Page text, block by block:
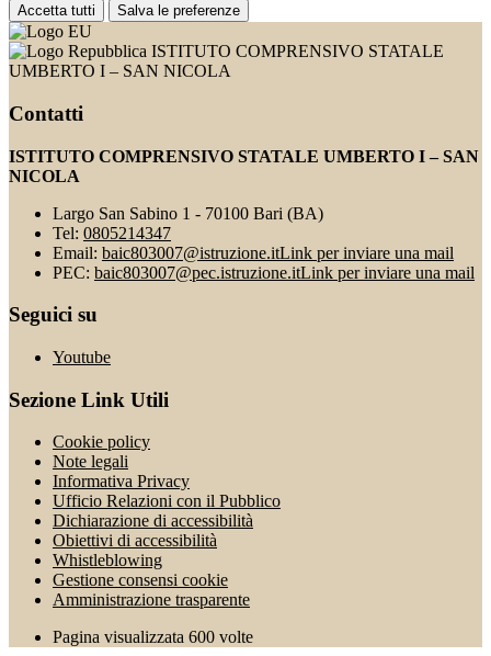
Accetta tutti Salva le preferenze
ISTITUTO COMPRENSIVO STATALE
UMBERTO I – SAN NICOLA
Contatti
ISTITUTO COMPRENSIVO STATALE UMBERTO I – SAN
NICOLA
Largo San Sabino 1 - 70100 Bari (BA)
Tel: 0805214347
Email: baic803007@istruzione.itLink per inviare una mail
PEC: baic803007@pec.istruzione.itLink per inviare una mail
Seguici su
Youtube
Sezione Link Utili
Cookie policy
Note legali
Informativa Privacy
Ufficio Relazioni con il Pubblico
Dichiarazione di accessibilità
Obiettivi di accessibilità
Whistleblowing
Gestione consensi cookie
Amministrazione trasparente
Pagina visualizzata 600 volte